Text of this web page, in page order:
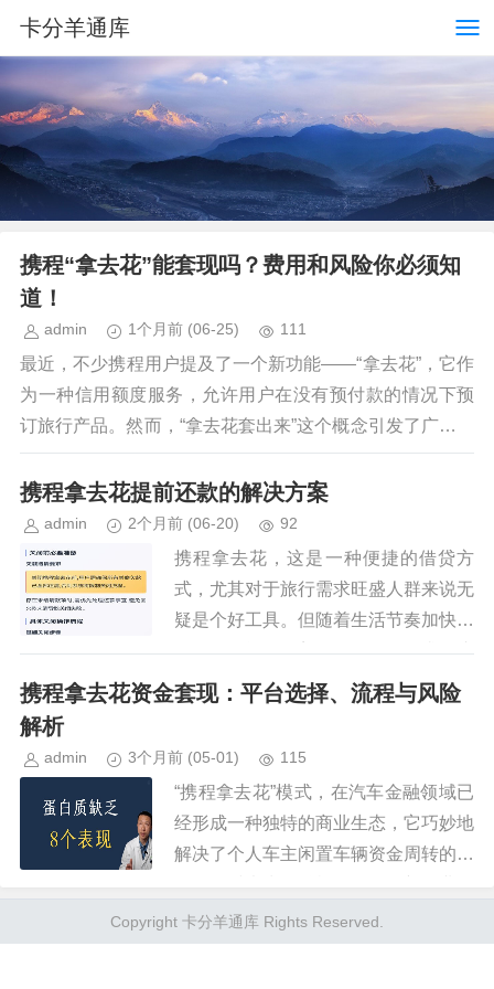
卡分羊通库
携程“拿去花”能套现吗？费用和风险你必须知
道！
admin 1个月前 (06-25) 111
最近，不少携程用户提及了一个新功能——“拿去花”，它作
为一种信用额度服务，允许用户在没有预付款的情况下预
订旅行产品。然而，“拿去花套出来”这个概念引发了广泛讨
论，人们关心的是通过这种方式获得的消费是否...
携程拿去花提前还款的解决方案
admin 2个月前 (06-20) 92
携程拿去花，这是一种便捷的借贷方
式，尤其对于旅行需求旺盛人群来说无
疑是个好工具。但随着生活节奏加快，
许多人可能面临着提前还款的需求，这
时就需要了解如何更有效地完成提前还
携程拿去花资金套现：平台选择、流程与风险
解析
admin 3个月前 (05-01) 115
“携程拿去花”模式，在汽车金融领域已
经形成一种独特的商业生态，它巧妙地
解决了个人车主闲置车辆资金周转的问
增长点。然而，围绕着“携程拿去花”的
资金套现，却衍生出了一种复...
Copyright 卡分羊通库 Rights Reserved.